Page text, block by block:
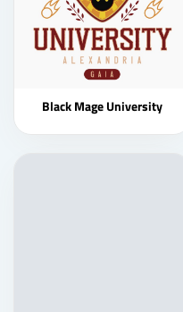
Black Mage University